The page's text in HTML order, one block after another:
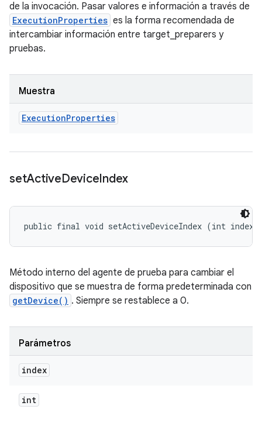
de la invocación. Pasar valores e información a través de
ExecutionProperties es la forma recomendada de
intercambiar información entre target_preparers y
pruebas.
Muestra
ExecutionProperties
setActiveDeviceIndex
public final void setActiveDeviceIndex (int index)
Método interno del agente de prueba para cambiar el
dispositivo que se muestra de forma predeterminada con
getDevice() . Siempre se restablece a 0.
Parámetros
index
int